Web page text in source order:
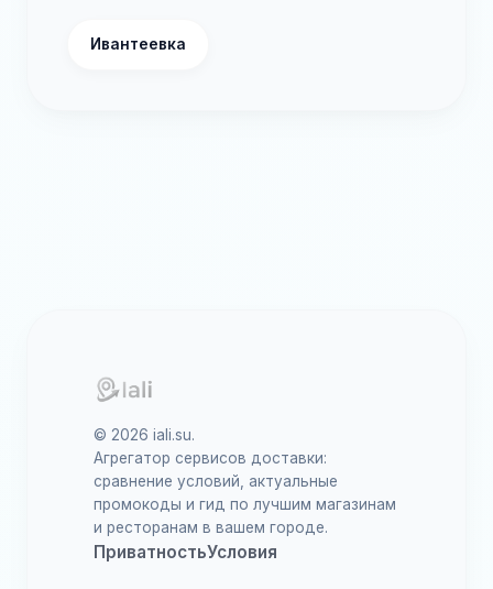
Ивантеевка
© 2026 iali.su.
Агрегатор сервисов доставки:
сравнение условий, актуальные
промокоды и гид по лучшим магазинам
и ресторанам в вашем городе.
ПриватностьУсловия